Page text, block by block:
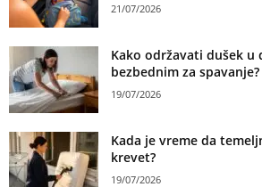
21/07/2026
Kako održavati dušek u
bezbednim za spavanje?
19/07/2026
Kada je vreme da
krevet?
19/07/2026